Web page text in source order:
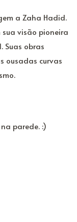
a Zaha Hadid.
visão pioneira
Suas obras
ousadas curvas
parede. :)